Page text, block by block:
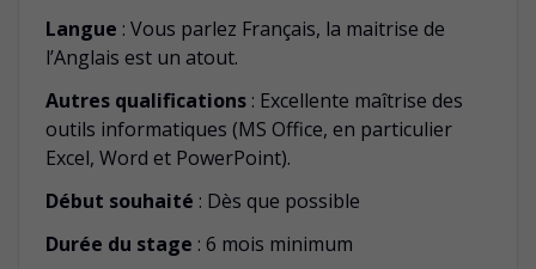
Langue : Vous parlez Français, la maitrise de
l’Anglais est un atout.
Autres qualifications: Excellente maîtrise des
outils informatiques (MS Office, en particulier
Excel, Word et PowerPoint).
Début souhaité : Dès que possible
Durée du stage : 6 mois minimum